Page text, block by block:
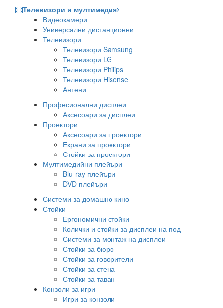
Телевизори и мултимедия
Видеокамери
Универсални дистанционни
Телевизори
Телевизори Samsung
Телевизори LG
Телевизори Philips
Телевизори Hisense
Антени
Професионални дисплеи
Аксесоари за дисплеи
Проектори
Аксесоари за проектори
Екрани за проектори
Стойки за проектори
Мултимедийни плейъри
Blu-ray плейъри
DVD плейъри
Системи за домашно кино
Стойки
Ергономични стойки
Колички и стойки за дисплеи на под
Системи за монтаж на дисплеи
Стойки за бюро
Стойки за говорители
Стойки за стена
Стойки за таван
Конзоли за игри
Игри за конзоли